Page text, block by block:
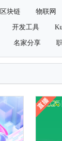
区块链 物联网
开发工具
名家分享